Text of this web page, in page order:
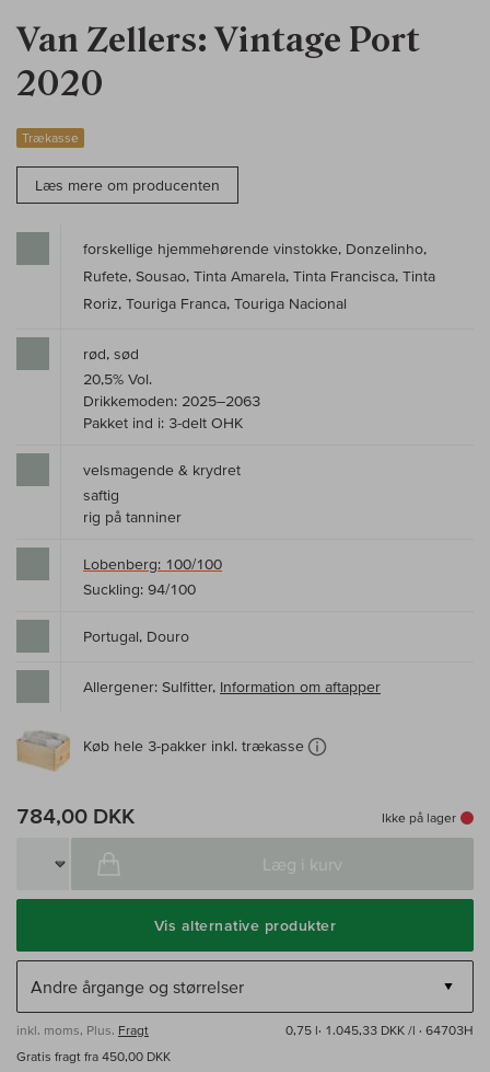
Van Zellers: Vintage Port
2020
Trækasse
Læs mere om producenten
forskellige hjemmehørende vinstokke, Donzelinho,
Rufete, Sousao, Tinta Amarela, Tinta Francisca, Tinta
Roriz, Touriga Franca, Touriga Nacional
rød, sød
20,5% Vol.
Drikkemoden: 2025–2063
Pakket ind i: 3-delt OHK
velsmagende & krydret
saftig
rig på tanniner
Lobenberg: 100/100
Suckling: 94/100
Portugal, Douro
Allergener: Sulfitter, Information om aftapper
Køb hele 3-pakker inkl. trækasse
784,00 DKK Ikke på lager
Læg i kurv
Vis alternative produkter
inkl. moms, Plus. Fragt 0,75 l· 1.045,33 DKK /l · 64703H
Gratis fragt fra 450,00 DKK